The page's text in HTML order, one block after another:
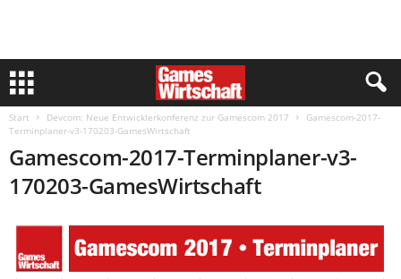
Start Devcom: Neue Entwicklerkonferenz zur Gamescom 2017
Gamescom-2017-
Terminplaner-v3-170203-GamesWirtschaft
Gamescom-2017-Terminplaner-v3-
170203-GamesWirtschaft